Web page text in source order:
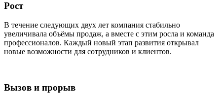
Рост
В течение следующих двух лет компания стабильно
увеличивала объёмы продаж, а вместе с этим росла и команда
профессионалов. Каждый новый этап развития открывал
новые возможности для сотрудников и клиентов.
Вызов и прорыв